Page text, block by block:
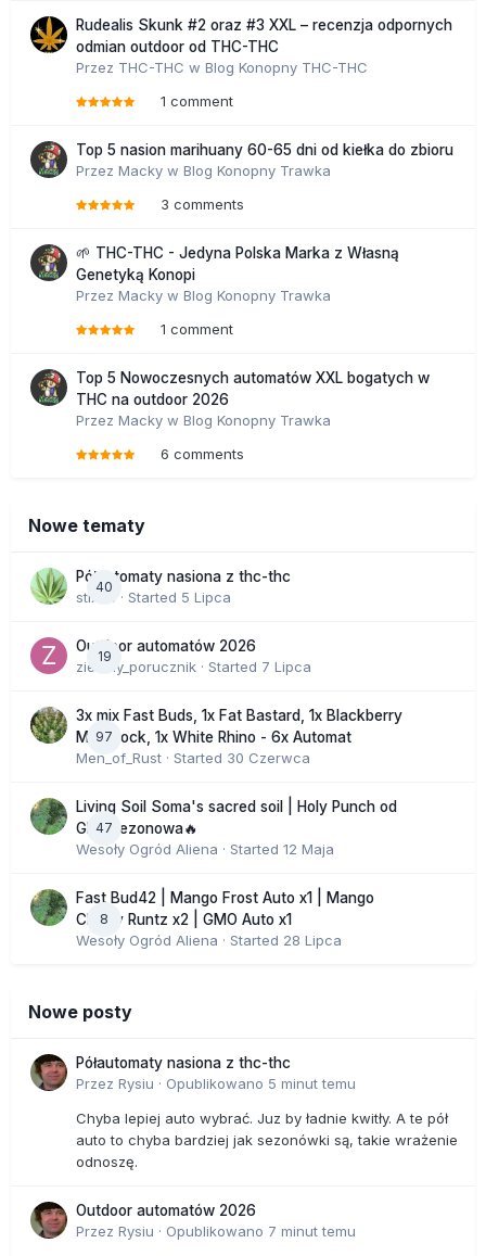
Rudealis Skunk #2 oraz #3 XXL – recenzja odpornych
odmian outdoor od THC-THC
Przez THC-THC w Blog Konopny THC-THC
1 comment
Top 5 nasion marihuany 60-65 dni od kiełka do zbioru
Przez Macky w Blog Konopny Trawka
3 comments
🌱 THC-THC - Jedyna Polska Marka z Własną
Genetyką Konopi
Przez Macky w Blog Konopny Trawka
1 comment
Top 5 Nowoczesnych automatów XXL bogatych w
THC na outdoor 2026
Przez Macky w Blog Konopny Trawka
6 comments
Nowe tematy
40
Półautomaty nasiona z thc-thc
stix33 · Started 5 Lipca
19
Outdoor automatów 2026
zielony_porucznik · Started 7 Lipca
97
3x mix Fast Buds, 1x Fat Bastard, 1x Blackberry
Moonrock, 1x White Rhino - 6x Automat
Men_of_Rust · Started 30 Czerwca
47
Living Soil Soma's sacred soil | Holy Punch od
GHS sezonowa🔥
Wesoły Ogród Aliena · Started 12 Maja
8
Fast Bud42 | Mango Frost Auto x1 | Mango
Cherry Runtz x2 | GMO Auto x1
Wesoły Ogród Aliena · Started 28 Lipca
Nowe posty
Półautomaty nasiona z thc-thc
Przez Rysiu · Opublikowano 5 minut temu
Chyba lepiej auto wybrać. Juz by ładnie kwitły. A te pół
auto to chyba bardziej jak sezonówki są, takie wrażenie
odnoszę.
Outdoor automatów 2026
Przez Rysiu · Opublikowano 7 minut temu